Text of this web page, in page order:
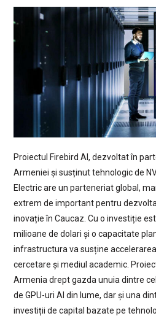
Proiectul Firebird AI, dezvoltat în
Armeniei și susținut tehnologic de
Electric are un parteneriat global,
extrem de important pentru
inovație în Caucaz. Cu o investiție
milioane de dolari și o capacitate
infrastructura va susține
cercetare și mediul academic.
Armenia drept gazda unuia dintre
de GPU-uri AI din lume, dar și una
investiții de capital bazate pe